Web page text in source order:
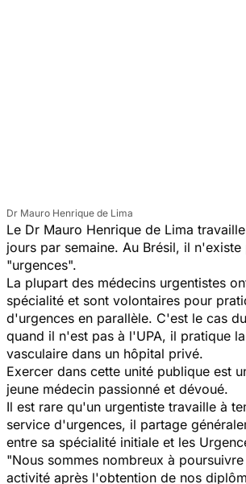
Dr Mauro Henrique de Lima
Le Dr Mauro Henrique de Lima
jours par semaine. Au Brésil, il
"urgences".
La plupart des médecins urgentistes
spécialité et sont volontaires pour
d'urgences en parallèle. C'est le cas
quand il n'est pas à l'UPA, il pratique
vasculaire dans un hôpital privé.
Exercer dans cette unité publique est
jeune médecin passionné et dévoué.
Il est rare qu'un urgentiste travaille à
service d'urgences, il partage
entre sa spécialité initiale et les
"Nous sommes nombreux à
activité après l'obtention de nos